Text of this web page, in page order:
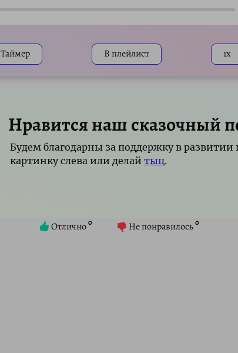
Таймер В плейлист 1x
Нравится наш сказочный
Будем благодарны за поддержку в развитии
картинку слева или делай тыц.
Отлично0 Не понравилось0